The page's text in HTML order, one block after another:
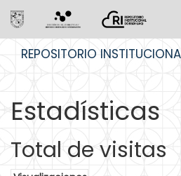
REPOSITORIO
Estadísticas
Total de visitas